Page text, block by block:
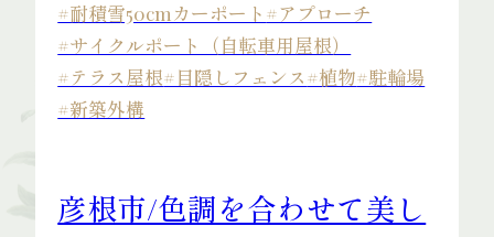
#耐積雪50cmカーポート #アプローチ
#サイクルポート（自転車用屋根）
#テラス屋根#目隠しフェンス#植物#駐輪場
#新築外構
彦根市/色調を合わせて美し